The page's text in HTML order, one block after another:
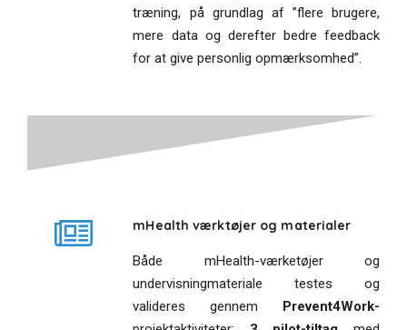
træning, på grundlag af ”flere brugere,
mere data og derefter bedre feedback
for at give personlig opmærksomhed”.
mHealth værktøjer og materialer
Både mHealth-værketøjer og
undervisningmateriale testes og
valideres gennem Prevent4Work-